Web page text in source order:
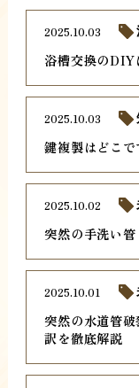
浴槽交換のDIY
2025.10.03
鍵複製はどこ
2025.10.03
突然の手洗い
2025.10.02
突然の水道管
訳を徹底解説
2025.10.01